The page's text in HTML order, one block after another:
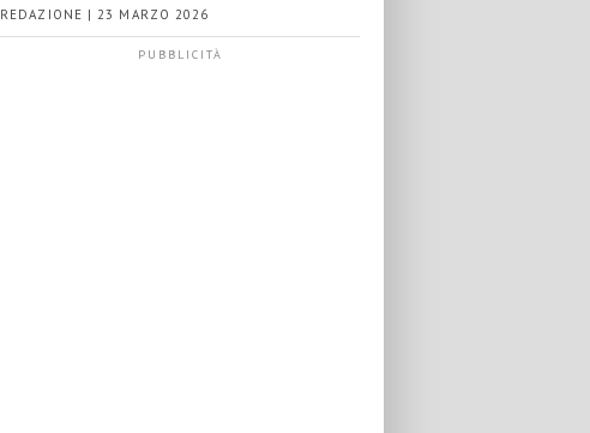
REDAZIONE | 23 MARZO 2026